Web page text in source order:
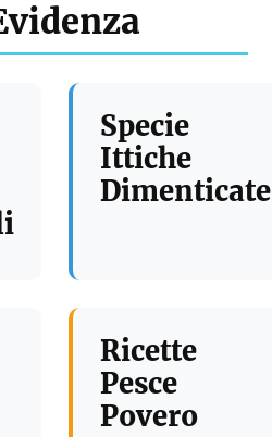
Specie
Ittiche
Dimenticate
Ricette
Pesce
Povero